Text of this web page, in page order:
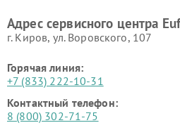
Адрес сервисного центра
г. Киров, ул. Воровского, 107
Горячая линия:
+7 (833) 222-10-31
Контактный телефон:
8 (800) 302-71-75